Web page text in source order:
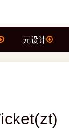
元设计